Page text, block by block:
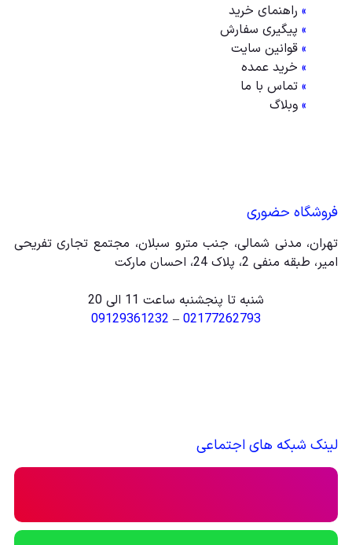
» راهنمای خرید
» پیگیری سفارش
» قوانین سایت
» خرید عمده
» تماس با ما
» وبلاگ
فروشگاه حضوری
تهران، مدنی شمالی، جنب مترو سبلان، مجتمع تجاری تفریحی
امیر، طبقه منفی 2، پلاک 24، احسان مارکت
شنبه تا پنجشنبه ساعت 11 الی 20
02177262793
–
09129361232
لینک شبکه های اجتماعی